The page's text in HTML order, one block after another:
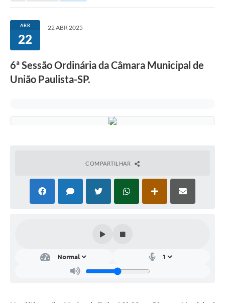
Transparência
Contas Públicas
Comissões Permanentes
Legislaturas
ABR
22
22 ABR 2025
6ª Sessão Ordinária da Câmara Municipal de
União Paulista-SP.
COMPARTILHAR